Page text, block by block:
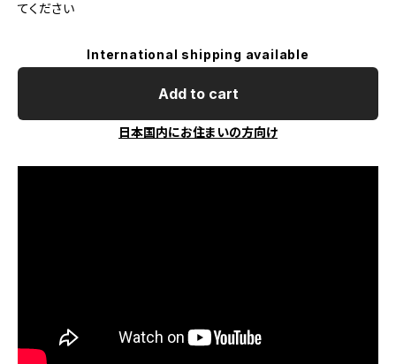
てください
International shipping available
Add to cart
日本国内にお住まいの方向け